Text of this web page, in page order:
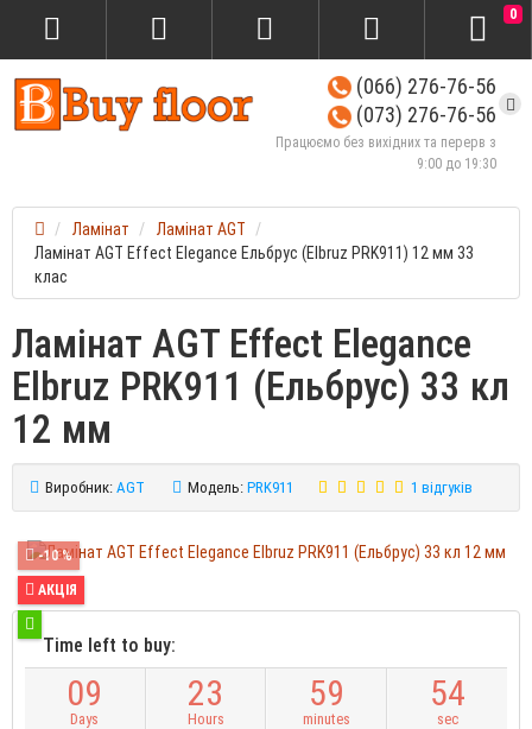
(066) 276-76-56
(073) 276-76-56
Працюємо без вихідних та перерв з
9:00 до 19:30
0
Ламінат
Ламінат AGT
Ламінат AGT Effect Elegance Ельбрус (Elbruz PRK911) 12 мм 33
клас
Ламінат AGT Effect Elegance
Elbruz PRK911 (Ельбрус) 33 кл
12 мм
Виробник: AGT Модель: PRK911 1 відгуків
-10 %
АКЦІЯ
Time left to buy:
09
Days
23
Hours
59
minutes
54
sec